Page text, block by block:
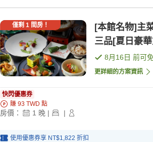
僅剩 1 間房！
[本館名物]主
三品[夏日豪
8月16日 前可
更詳細的方案資訊
快閃優惠券
賺 93 TWD 點
房價： 1 晚 | |
使用優惠券享 NT$1,822 折扣